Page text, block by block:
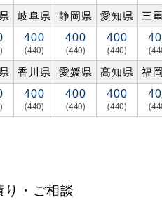
岐阜県 静岡県 愛知県 三
400
(440)
400
(440)
400
(440)
香川県 愛媛県 高知県 福
400
(440)
400
(440)
400
(440)
・ご相談